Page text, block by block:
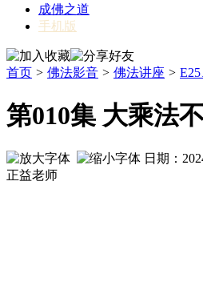
成佛之道
手机版
首页 > 佛法影音 > 佛法讲座 >
第010集 大乘法
日期：
正益老师